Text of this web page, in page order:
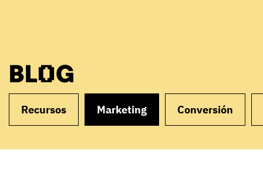
BLOG
Recursos Marketing Conversión